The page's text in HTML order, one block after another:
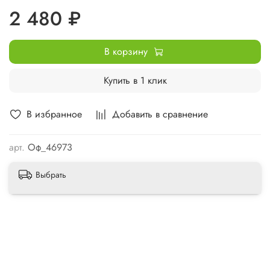
В избранное Добавить в сравнение
арт. Оф_46973
2 480 ₽
В корзину
Купить в 1 клик
Выбрать